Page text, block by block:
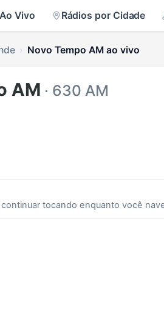
Vivo Rádios por Cidade
Novo Tempo AM ao vivo
AM · 630 AM
tocando enquanto você